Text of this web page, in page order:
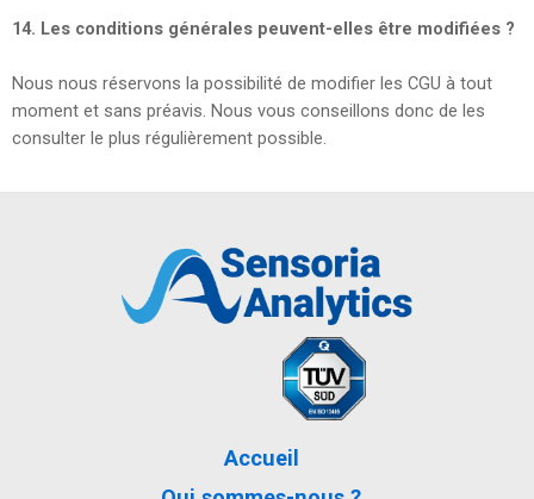
14. Les conditions générales peuvent-elles être modifiées ?
Nous nous réservons la possibilité de modifier les CGU à tout
moment et sans préavis. Nous vous conseillons donc de les
consulter le plus régulièrement possible.
Accueil